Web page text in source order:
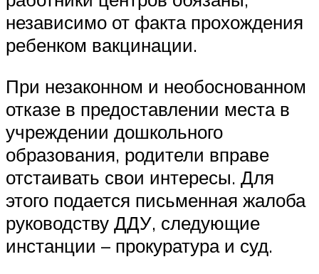
независимо от факта прохождения
ребенком вакцинации.
При незаконном и необоснованном
отказе в предоставлении места в
учреждении дошкольного
образования, родители вправе
отстаивать свои интересы. Для
этого подается письменная жалоба
руководству ДДУ, следующие
инстанции – прокуратура и суд.